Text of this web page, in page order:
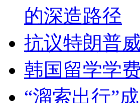
的深造路径
抗议特朗普
韩国留学学
“溜索出行”